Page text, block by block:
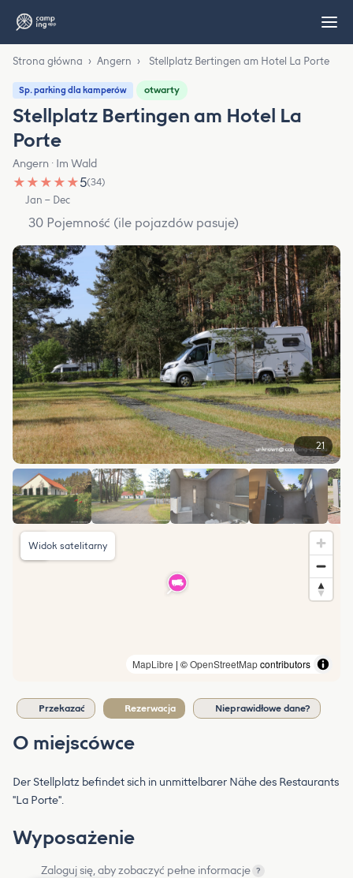
Strona główna › Angern › Stellplatz Bertingen am Hotel La Porte
Sp. parking dla kamperów otwarty
Stellplatz Bertingen am Hotel La
Porte
Angern · Im Wald
★ ★ ★ ★ ★5(34)
Jan – Dec
30 Pojemność (ile pojazdów pasuje)
21
MapLibre | ©OpenStreetMapcontributors
Widok satelitarny
Przekazać Rezerwacja Nieprawidłowe dane?
O miejscówce
Der Stellplatz befindet sich in unmittelbarer Nähe des Restaurants
"La Porte".
Wyposażenie
Zaloguj się, aby zobaczyć pełne informacje ?